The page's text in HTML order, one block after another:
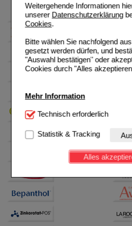
Weitergehende Informationen
unserer Datenschutzerklärung
Cookies.
Bitte wählen Sie nachfolgend
gesetzt werden dürfen, und
"Auswahl bestätigen" oder
Cookies durch "Alles
Mehr Information
Technisch Notwendig:Hierbei
Website notwendig sind (z.B.
Kundenkonto), weshalb auf
werden kann.
Einkaufserlebnis noch
beispielsweise für die
Besuchers oder unsere Seite an
anzupassen. Komfort-Cookies
Technisch erforderlich
Statistik & Tracking
Alles